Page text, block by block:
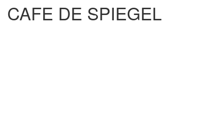
CAFE DE SPIEGEL